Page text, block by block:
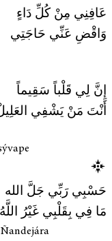
عَافِنِي مِنْ كُلِّ دَاءٍ
وَاقْضِ عَنِّي حَاجَتِي
إِنَّ لِي قَلْباً سَقِيماً
أَنْتَ مَنْ يَشْفِي
حَسْبِي رَبِّي جَلَّ الله
مَا فِي بِقَلْبِي غَيْرُ اللَّهُ